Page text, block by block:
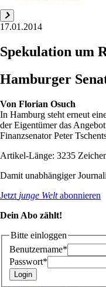
17.01.2014
Spekulation um
Hamburger
Von Florian Osuch
In Hamburg steht erneut
der Eigentümer das
Finanzsenator Peter
Artikel-Länge: 3235
Damit unabhängiger
Jetzt junge Weltabonnieren
Dein Abo zählt!
Bitte einloggen
Benutzername*
Passwort*